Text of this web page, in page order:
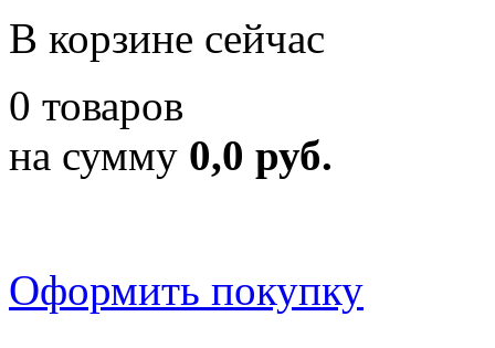
В корзине сейчас
0 товаров
на сумму 0,0 руб.
Оформить покупку